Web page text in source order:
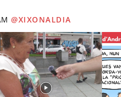
@XIXONALDIA